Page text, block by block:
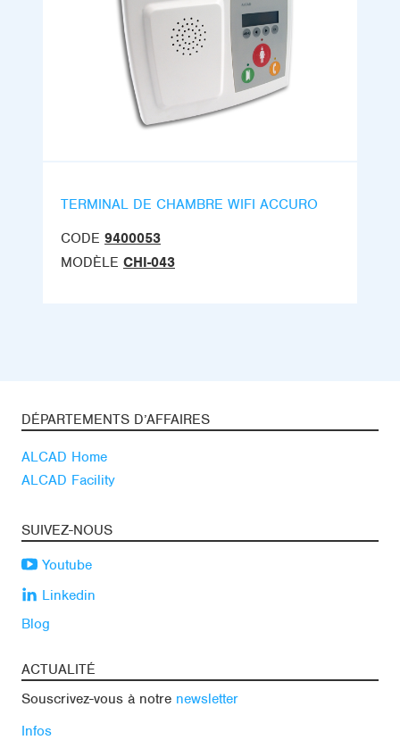
TERMINAL DE CHAMBRE WIFI ACCURO
CODE 9400053
MODÈLE CHI-043
DÉPARTEMENTS D’AFFAIRES
ALCAD Home
ALCAD Facility
SUIVEZ-NOUS
Youtube
Linkedin
Blog
ACTUALITÉ
Souscrivez-vous à notre newsletter
Infos